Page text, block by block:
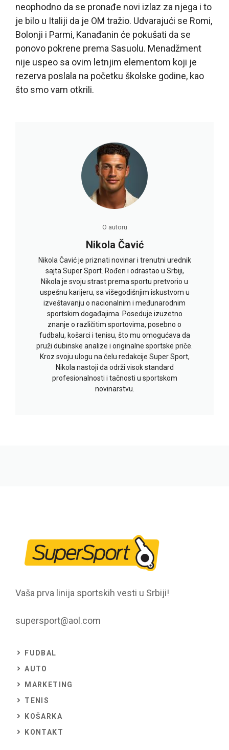
neophodno da se pronađe novi izlaz za njega i to
je bilo u Italiji da je OM tražio. Udvarajući se Romi,
Bolonji i Parmi, Kanađanin će pokušati da se
ponovo pokrene prema Sasuolu. Menadžment
nije uspeo sa ovim letnjim elementom koji je
rezerva poslala na početku školske godine, kao
što smo vam otkrili.
O autoru
Nikola Čavić
Nikola Čavić je priznati novinar i trenutni urednik
sajta Super Sport. Rođen i odrastao u Srbiji,
Nikola je svoju strast prema sportu pretvorio u
uspešnu karijeru, sa višegodišnjim iskustvom u
izveštavanju o nacionalnim i međunarodnim
sportskim događajima. Poseduje izuzetno
znanje o različitim sportovima, posebno o
fudbalu, košarci i tenisu, što mu omogućava da
pruži dubinske analize i originalne sportske priče.
Kroz svoju ulogu na čelu redakcije Super Sport,
Nikola nastoji da održi visok standard
profesionalnosti i tačnosti u sportskom
novinarstvu.
Vaša prva linija sportskih vesti u Srbiji!
supersport@aol.com
FUDBAL
AUTO
MARKETING
TENIS
KOŠARKA
KONTAKT